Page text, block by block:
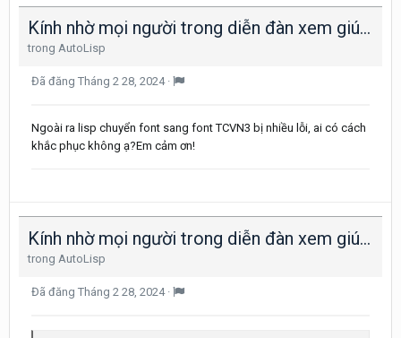
Kính nhờ mọi người trong diễn đàn xem giúp lisp chuyển đổi font trong bản vẽ này ạ
trong AutoLisp
Đã đăng Tháng 2 28, 2024 ·
Ngoài ra lisp chuyển font sang font TCVN3 bị nhiều lỗi, ai có cách
khắc phục không ạ?Em cảm ơn!
Kính nhờ mọi người trong diễn đàn xem giúp lisp chuyển đổi font trong bản vẽ này ạ
trong AutoLisp
Đã đăng Tháng 2 28, 2024 ·